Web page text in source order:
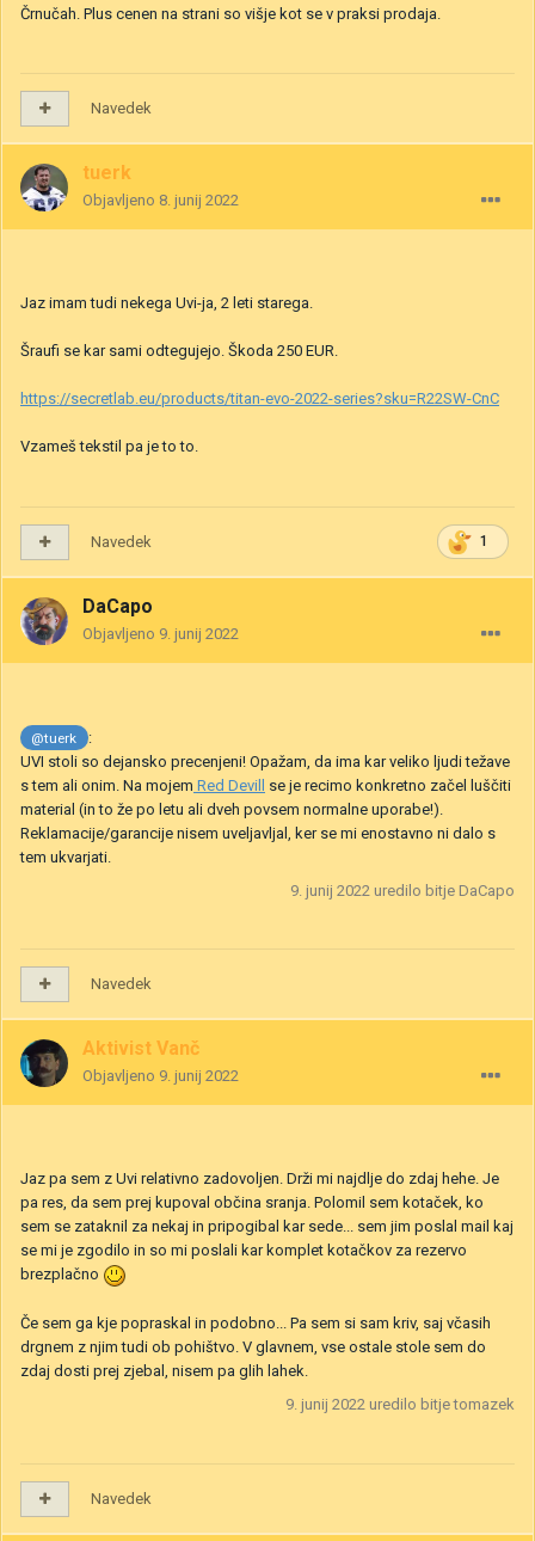
Črnučah. Plus cenen na strani so višje kot se v praksi prodaja.
Navedek
tuerk
Objavljeno 8. junij 2022
Jaz imam tudi nekega Uvi-ja, 2 leti starega.
Šraufi se kar sami odtegujejo. Škoda 250 EUR.
https://secretlab.eu/products/titan-evo-2022-series?sku=R22SW-CnC
Vzameš tekstil pa je to to.
1
Navedek
DaCapo
Objavljeno 9. junij 2022
@tuerk
:
UVI stoli so dejansko precenjeni! Opažam, da ima kar veliko ljudi težave
s tem ali onim. Na mojem Red Devill se je recimo konkretno začel luščiti
material (in to že po letu ali dveh povsem normalne uporabe!).
Reklamacije/garancije nisem uveljavljal, ker se mi enostavno ni dalo s
tem ukvarjati.
9. junij 2022 uredilo bitje DaCapo
Navedek
Aktivist Vanč
Objavljeno 9. junij 2022
Jaz pa sem z Uvi relativno zadovoljen. Drži mi najdlje do zdaj hehe. Je
pa res, da sem prej kupoval občina sranja. Polomil sem kotaček, ko
sem se zataknil za nekaj in pripogibal kar sede... sem jim poslal mail kaj
se mi je zgodilo in so mi poslali kar komplet kotačkov za rezervo
brezplačno
Če sem ga kje popraskal in podobno... Pa sem si sam kriv, saj včasih
drgnem z njim tudi ob pohištvo. V glavnem, vse ostale stole sem do
zdaj dosti prej zjebal, nisem pa glih lahek.
9. junij 2022 uredilo bitje tomazek
Navedek